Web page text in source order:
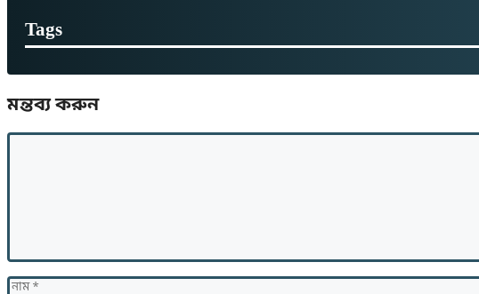
Tags
মন্তব্য করুন
মন্তব্য
নাম